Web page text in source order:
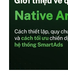
Nhi khoa
Nam khoa
Phòng mạch
Ăn sạch sống khỏe